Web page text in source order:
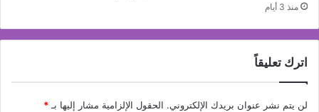
منذ 3 أيام
اترك تعليقاً
لن يتم نشر عنوان بريدك الإلكتروني. الحقول الإلزامية مشار إليها بـ*